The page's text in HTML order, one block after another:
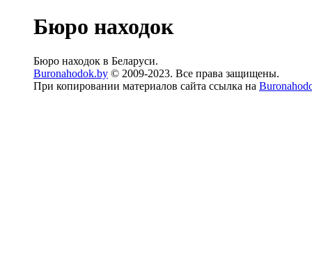
Бюро находок
Бюро находок в Беларуси.
Buronahodok.by © 2009-2023. Все права защищены.
При копировании материалов сайта ссылка на